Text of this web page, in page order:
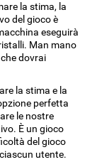
la stima, la
del gioco è
eseguirà
Man mano
dovrai
la stima e la
perfetta
le nostre
È un gioco
del gioco
utente.